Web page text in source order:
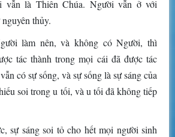
vẫn là Thiên Chúa. Người vẫn ở với
thủy.
làm nên, và không có Người, thì
tác thành trong mọi cái đã được tác
có sự sống, và sự sống là sự sáng của
soi trong u tối, và u tối đã không tiếp
sự sáng soi tỏ cho hết mọi người sinh